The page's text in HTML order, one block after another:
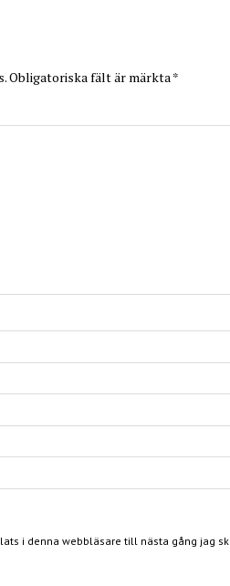
Obligatoriska fält är märkta *
i denna webbläsare till nästa gång jag